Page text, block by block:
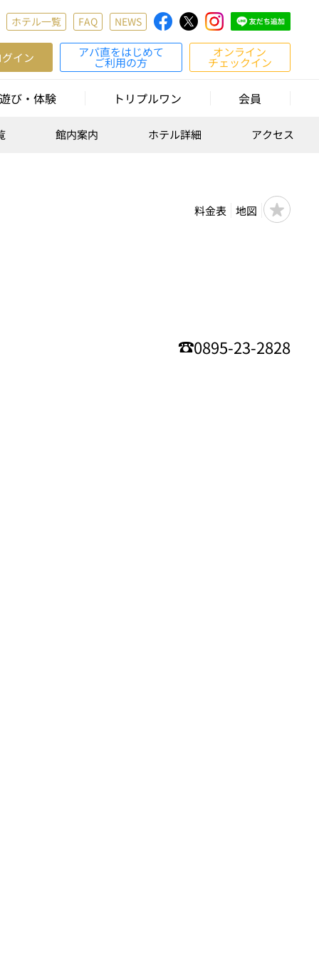
ホテル一覧 FAQ NEWS
イン アパ直をはじめて
ご利用の方
オンライン
チェックイン
遊び・体験 トリプルワン 会員
館内案内 ホテル詳細 アクセス
料金表 地図
0895-23-2828